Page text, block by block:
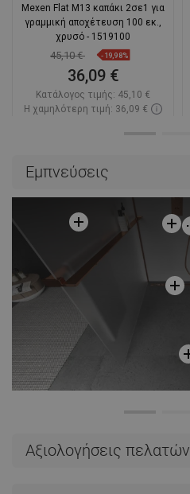
Mexen Flat M13 καπάκι 2σε1 για
γραμμική αποχέτευση 100 εκ.,
χρυσό - 1519100
45,10 € -19,98%
36,09 €
Κατάλογος τιμής: 45,10 €
Η χαμηλότερη τιμή: 36,09 €
Εμπνεύσεις
Αξιολογήσεις πελατών